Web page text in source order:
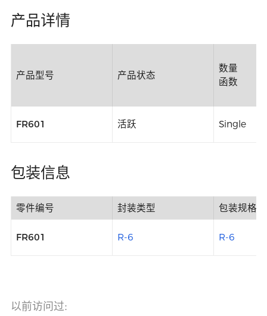
产品详情
产品型号 产品状态
数量
函数
FR601 活跃 Single
包装信息
零件编号 封装类型 包装规格
FR601 R-6 R-6
以前访问过: